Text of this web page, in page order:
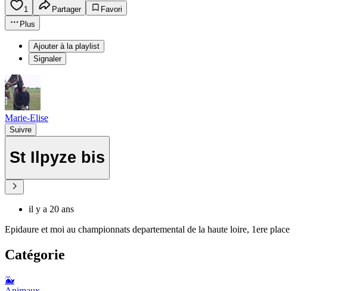
1 Partager
Favori
Plus
Ajouter à la playlist
Signaler
Marie-Elise
Suivre
St Ilpyze bis
il y a 20 ans
Epidaure et moi au championnats departemental de la haute loire, 1ere place
Catégorie
🐳